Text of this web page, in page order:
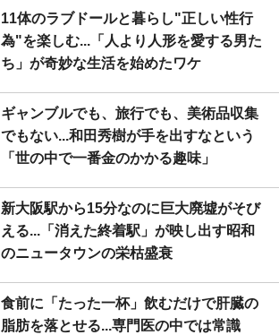
11体のラブドールと暮らし"正しい性行
為"を楽しむ...「人より人形を愛する男た
ち」が奇妙な生活を始めたワケ
ギャンブルでも、旅行でも、美術品収集
でもない...和田秀樹が手を出すなという
「世の中で一番金のかかる趣味」
新大阪駅から15分なのに巨大廃墟がそび
える...「消えた終着駅」が映し出す昭和
のニュータウンの栄枯盛衰
食前に「たった一杯」飲むだけで肝臓の
脂肪を落とせる...専門医の中では常識